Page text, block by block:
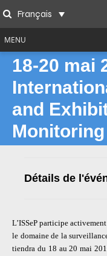
to
content
SearchFrançais
MENU
18-20 mai
and
Monitoring
Détails de
L’ISSeP participe
le domaine de la
tiendra du 18 au 20 mai